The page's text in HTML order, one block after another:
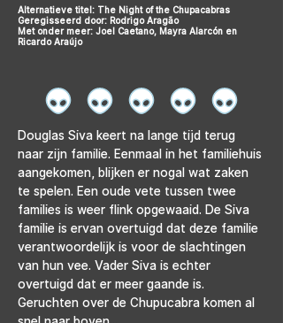
Alternatieve titel: The Night of the Chupacabras
Geregisseerd door: Rodrigo Aragão
Met onder meer: Joel Caetano, Mayra Alarcón en
Ricardo Araújo
Douglas Siva keert na lange tijd terug
naar zijn familie. Eenmaal in het familiehuis
aangekomen, blijken er nogal wat zaken
te spelen. Een oude vete tussen twee
families is weer flink opgewaaid. De Siva
familie is ervan overtuigd dat deze familie
verantwoordelijk is voor de slachtingen
van hun vee. Vader Siva is echter
overtuigd dat er meer gaande is.
Geruchten over de Chupucabra komen al